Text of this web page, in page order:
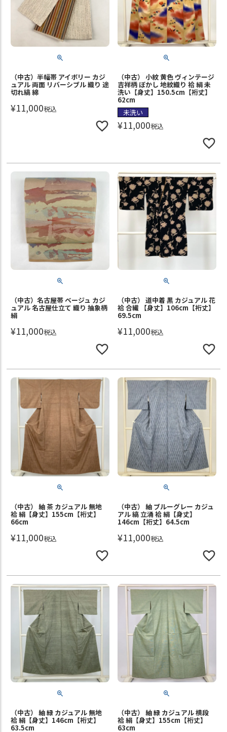
（中古）半幅帯 アイボリー カジ
ュアル 両面 リバーシブル 織り 途
切れ縞 綿
¥11,000税込
（中古） 小紋 黄色 ヴィンテージ
吉祥柄 ぼかし 地紋織り 袷 絹 未
洗い【身丈】150.5cm【裄丈】
62cm
未洗い
¥11,000税込
（中古）名古屋帯 ベージュ カジ
ュアル 名古屋仕立て 織り 抽象柄
絹
¥11,000税込
（中古） 道中着 黒 カジュアル 花
袷 合繊 【身丈】106cm【裄丈】
69.5cm
¥11,000税込
（中古） 紬 茶 カジュアル 無地
袷 絹【身丈】155cm【裄丈】
66cm
¥11,000税込
（中古） 紬 ブルーグレー カジュ
アル 縞 立涌 袷 絹【身丈】
146cm【裄丈】64.5cm
¥11,000税込
（中古） 紬 緑 カジュアル 無地
袷 絹【身丈】146cm【裄丈】
63.5cm
（中古） 紬 緑 カジュアル 横段
袷 絹【身丈】155cm【裄丈】
63cm